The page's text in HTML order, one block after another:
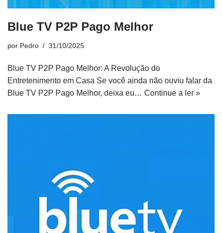
Blue TV P2P Pago Melhor
por Pedro 31/10/2025
Blue TV P2P Pago Melhor: A Revolução do
Entretenimento em Casa Se você ainda não ouviu falar da
Blue TV P2P Pago Melhor, deixa eu… Continue a ler »